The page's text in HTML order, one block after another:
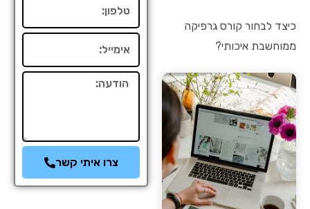
כיצד לבחור קורס גרפיקה
ממוחשבת איכותי?
הודעה
צרו איתי קשר